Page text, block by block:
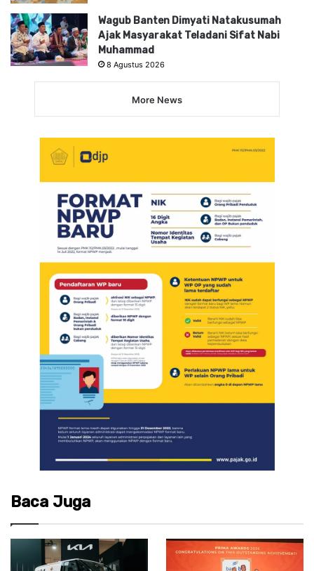
Wagub Banten Dimyati Natakusumah
Ajak Masyarakat Teladani Sifat Nabi
Muhammad
8 Agustus 2026
More News
Baca Juga